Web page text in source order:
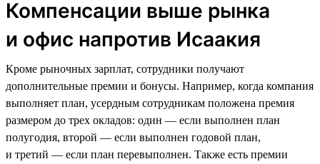
Компенсации выше рынка
и офис напротив Исаакия
Кроме рыночных зарплат, сотрудники получают
дополнительные премии и бонусы. Например, когда компания
выполняет план, усердным сотрудникам положена премия
размером до трех окладов: один — если выполнен план
полугодия, второй — если выполнен годовой план,
и третий — если план перевыполнен. Также есть премии